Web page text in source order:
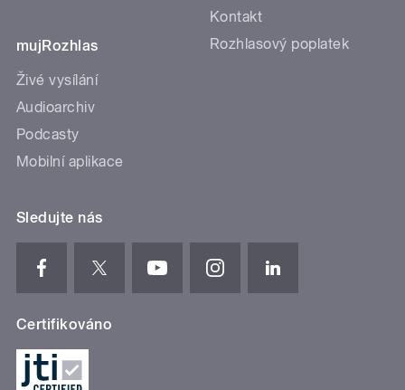
mujRozhlas
Živé vysílání
Audioarchiv
Podcasty
Mobilní aplikace
Kontakt
Rozhlasový poplatek
Sledujte nás
Certifikováno